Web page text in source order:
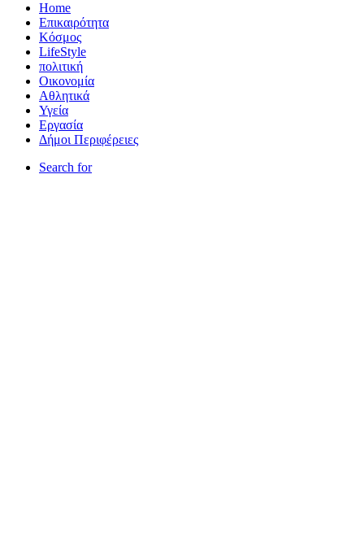
Home
Επικαιρότητα
Κόσμος
LifeStyle
πολιτική
Οικονομία
Αθλητικά
Υγεία
Εργασία
Δήμοι Περιφέρειες
Search for